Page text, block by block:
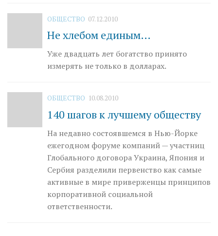
ОБЩЕСТВО 07.12.2010
Не хлебом единым…
Уже двадцать лет богатство принято
измерять не только в долларах.
ОБЩЕСТВО 10.08.2010
140 шагов к лучшему обществу
На недавно состоявшемся в Нью-Йорке
ежегодном форуме компаний — участниц
Глобального договора Украина, Япония и
Сербия разделили первенство как самые
активные в мире приверженцы принципов
корпоративной социальной
ответственности.